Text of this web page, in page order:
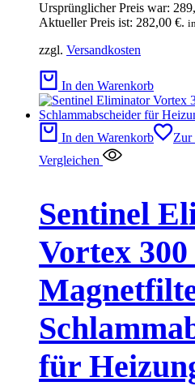
Ursprünglicher Preis war:
Aktueller Preis ist: 282,00 €.
zzgl. Versandkosten
In den Warenkorb
In den Warenkorb
Zur
Vergleichen
Sentinel
Vortex 300
für